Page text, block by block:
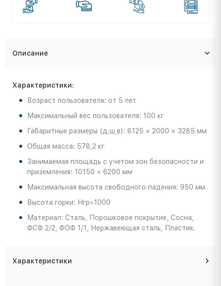
Описание
Характеристики:
Возраст пользователя: от 5 лет
Максимальный вес пользователя: 100 кг
Габаритные размеры (д,ш,в): 6125 × 2000 × 3285 мм
Общая масса: 578,2 кг
Занимаемая площадь с учетом зон безопасности и
приземления: 10150 × 6200 мм
Максимальная высота свободного падения: 950 мм
Высота горки: Нгр=1000
Материал: Сталь, Порошковое покрытие, Сосна,
ФСФ 2/2, ФОФ 1/1, Нержавеющая сталь, Пластик.
Характеристики